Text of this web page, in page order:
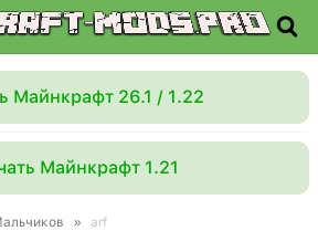
Майнкрафт 26.1 / 1.22
Майнкрафт 1.21
» arf